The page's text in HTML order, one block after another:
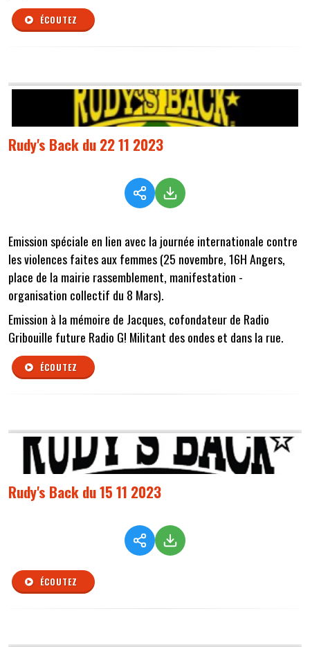
ÉCOUTEZ
Rudy's Back du 22 11 2023
Emission spéciale en lien avec la journée internationale contre
les violences faites aux femmes (25 novembre, 16H Angers,
place de la mairie rassemblement, manifestation -
organisation collectif du 8 Mars).
Emission à la mémoire de Jacques, cofondateur de Radio
Gribouille future Radio G! Militant des ondes et dans la rue.
ÉCOUTEZ
Rudy's Back du 15 11 2023
ÉCOUTEZ